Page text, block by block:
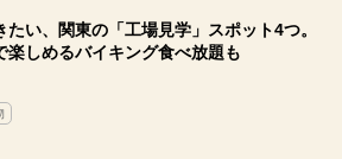
たい、関東の「工場見学」スポット4つ。
楽しめるバイキング食べ放題も